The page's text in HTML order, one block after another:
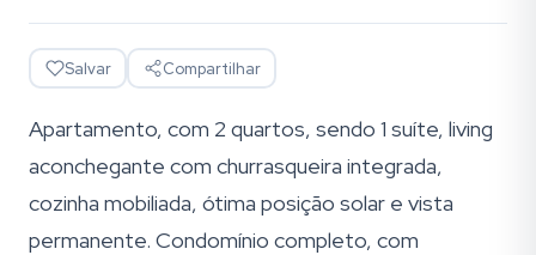
Salvar Compartilhar
Apartamento, com 2 quartos, sendo 1 suíte, living
aconchegante com churrasqueira integrada,
cozinha mobiliada, ótima posição solar e vista
permanente. Condomínio completo, com